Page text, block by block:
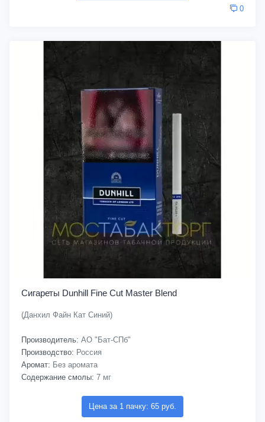
0
Сигареты Dunhill Fine Cut Master Blend
(Данхил Файн Кат Синий)
Производитель: АО "Бат-СПб"
Производство: Россия
Аромат: Без аромата
Содержание смолы: 7 мг
Цена за 1 пачку: 65 руб.